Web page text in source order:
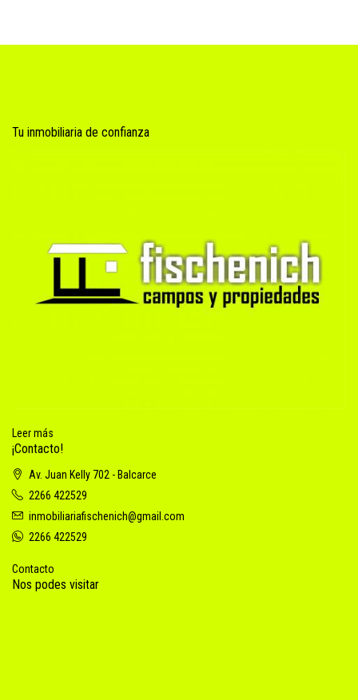
Tu inmobiliaria de confianza
Leer más
¡Contacto!
Av. Juan Kelly 702 - Balcarce
2266 422529
inmobiliariafischenich@gmail.com
2266 422529
Contacto
Nos podes visitar